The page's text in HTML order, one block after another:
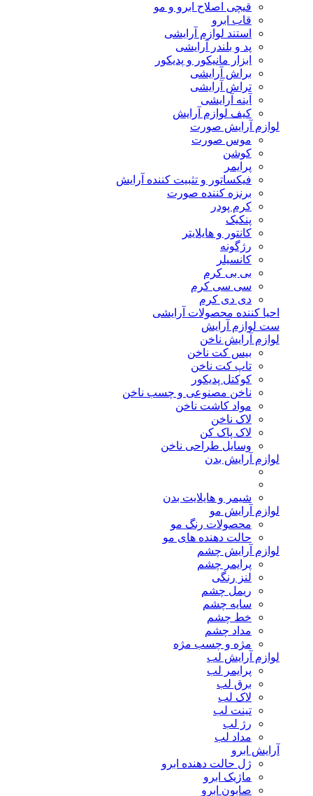
قیچی اصلاح ابرو و مو
قاب ابرو
استند لوازم آرایشی
پد و بلندر آرایشی
ابزار مانیکور و پدیکور
براش آرایشی
تراش آرایشی
آینه آرایشی
کیف لوازم آرایش
لوازم آرایش صورت
موس صورت
کوشن
پرایمر
فیکساتور و تثبیت کننده آرایش
برنزه کننده صورت
کرم پودر
پنکیک
کانتور و هایلایتر
رژگونه
کانسیلر
بی بی کرم
سی سی کرم
دی دی کرم
احیا کننده محصولات آرایشی
ست لوازم آرایش
لوازم آرایش ناخن
بیس کت ناخن
تاپ کت ناخن
کوکتل پدیکور
ناخن مصنوعی و چسب ناخن
مواد کاشت ناخن
لاک ناخن
لاک پاک کن
وسایل طراحی ناخن
لوازم آرایش بدن
شیمر و هایلایت بدن
لوازم آرایش مو
محصولات رنگ مو
حالت دهنده های مو
لوازم آرایش چشم
پرایمر چشم
لنز رنگی
ریمل چشم
سایه چشم
خط چشم
مداد چشم
مژه و چسب مژه
لوازم آرایش لب
پرایمر لب
برق لب
لاک لب
تینت لب
رژ لب
مداد لب
آرایش ابرو
ژل حالت دهنده ابرو
ماژیک ابرو
صابون ابرو